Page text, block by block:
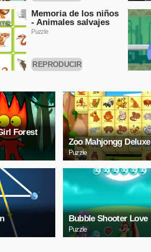
Memoria de los niños
- Animales salvajes
Puzzle
REPRODUCIR
Forest
Zoo Mahjongg Deluxe
Puzzle
Bubble Shooter Love
Puzzle